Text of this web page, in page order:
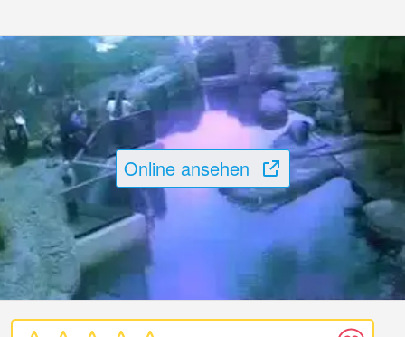
Online ansehen